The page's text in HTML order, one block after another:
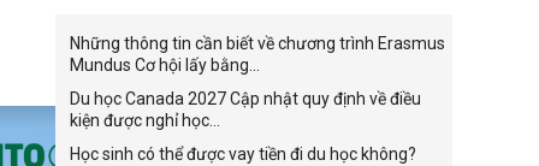
Những thông tin cần biết về chương trình Erasmus
Mundus Cơ hội lấy bằng...
Du học Canada 2027 Cập nhật quy định về điều
kiện được nghỉ học...
Học sinh có thể được vay tiền đi du học không?